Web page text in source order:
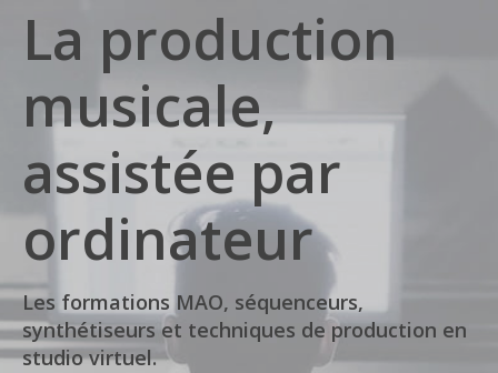
La production
musicale,
assistée par
ordinateur
Les formations MAO, séquenceurs,
synthétiseurs et techniques de production en
studio virtuel.